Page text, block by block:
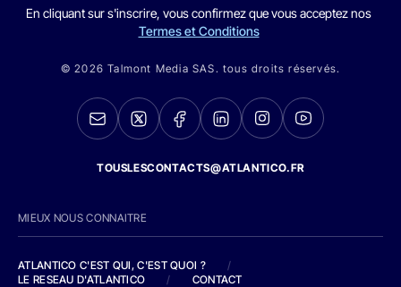
En cliquant sur s'inscrire, vous confirmez que vous acceptez nos
Termes et Conditions
© 2026 Talmont Media SAS. tous droits réservés.
TOUSLESCONTACTS@ATLANTICO.FR
MIEUX NOUS CONNAITRE
ATLANTICO C'EST QUI, C'EST QUOI ?
/
LE RESEAU D'ATLANTICO
/ CONTACT